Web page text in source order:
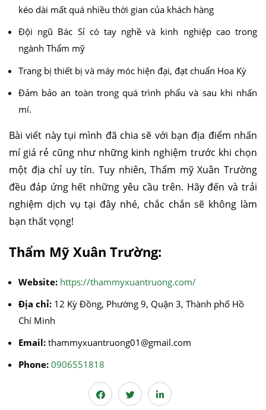
kéo dài mất quá nhiều thời gian của khách hàng
Đội ngũ Bác Sỉ có tay nghề và kinh nghiệp cao trong
ngành Thẩm mỹ
Trang bị thiết bị và máy móc hiện đại, đạt chuẩn Hoa Kỳ
Đảm bảo an toàn trong quá trình phẩu và sau khi nhấn
mí.
Bài viết này tụi mình đã chia sẽ với bạn địa điểm nhấn
mí giá rẻ cũng như những kinh nghiệm trước khi chọn
một địa chỉ uy tín. Tuy nhiên, Thẩm mỹ Xuân Trường
đều đáp ứng hết những yêu cầu trên. Hãy đến và trải
nghiệm dịch vụ tại đây nhé, chắc chắn sẽ không làm
bạn thất vọng!
Thẩm Mỹ Xuân Trường:
Website: https://thammyxuantruong.com/
Địa chỉ: 12 Kỳ Đồng, Phường 9, Quận 3, Thành phố Hồ
Chí Minh
Email: thammyxuantruong01@gmail.com
Phone: 0906551818